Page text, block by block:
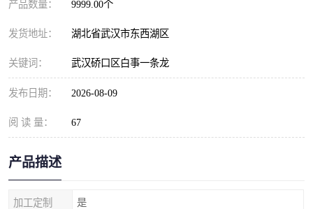
产品数量： 9999.00个
发货地址： 湖北省武汉市东西湖区
关键词： 武汉硚口区白事一条龙
发布日期： 2026-08-09
阅 读 量： 67
产品描述
加工定制 是